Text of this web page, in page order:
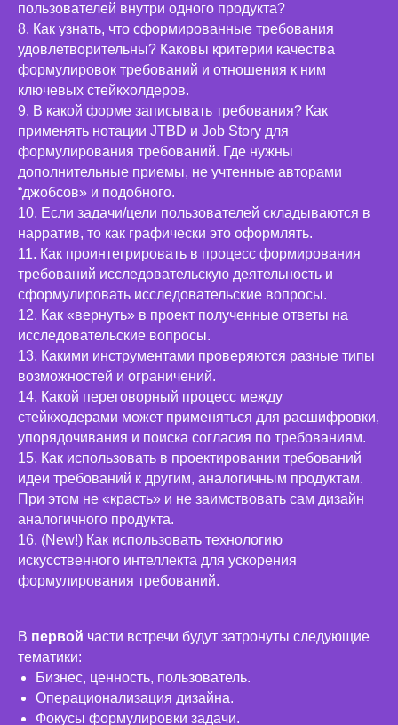
пользователей внутри одного продукта?
8. Как узнать, что сформированные требования
удовлетворительны? Каковы критерии качества
формулировок требований и отношения к ним
ключевых стейкхолдеров.
9. В какой форме записывать требования? Как
применять нотации JTBD и Job Story для
формулирования требований. Где нужны
дополнительные приемы, не учтенные авторами
“джобсов» и подобного.
10. Если задачи/цели пользователей складываются в
нарратив, то как графически это оформлять.
11. Как проинтегрировать в процесс формирования
требований исследовательскую деятельность и
сформулировать исследовательские вопросы.
12. Как «вернуть» в проект полученные ответы на
исследовательские вопросы.
13. Какими инструментами проверяются разные типы
возможностей и ограничений.
14. Какой переговорный процесс между
стейкходерами может применяться для расшифровки,
упорядочивания и поиска согласия по требованиям.
15. Как использовать в проектировании требований
идеи требований к другим, аналогичным продуктам.
При этом не «красть» и не заимствовать сам дизайн
аналогичного продукта.
16. (New!) Как использовать технологию
искусственного интеллекта для ускорения
формулирования требований.
В первой части встречи будут затронуты следующие
тематики:
Бизнес, ценность, пользователь.
Операционализация дизайна.
Фокусы формулировки задачи.
содержание - название пакета (билет)
Прайс-лист